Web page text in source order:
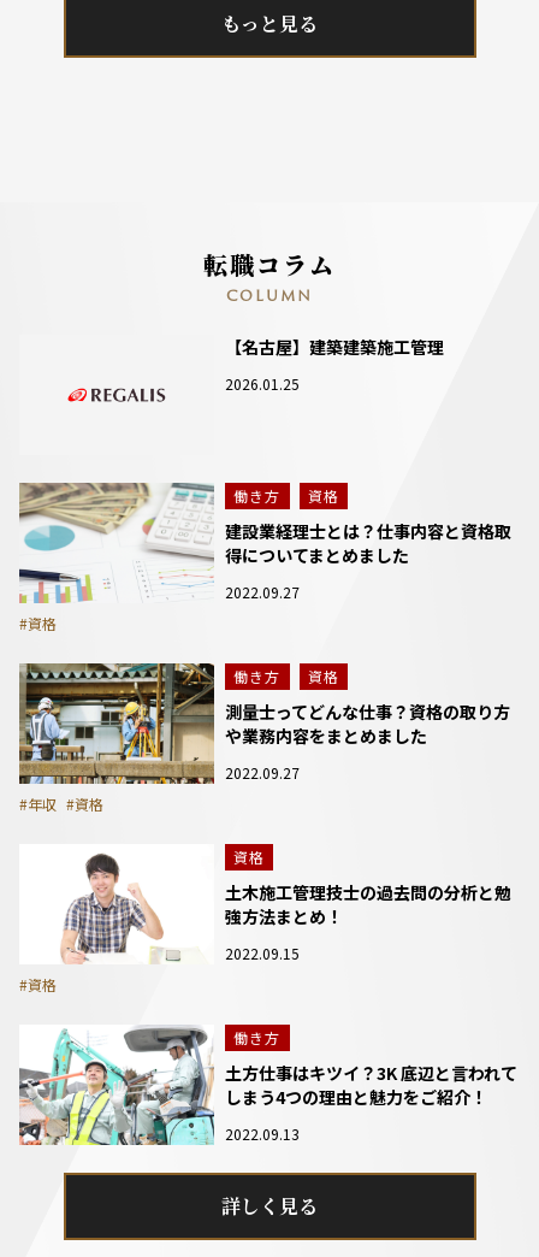
もっと見る
転職コラム
COLUMN
【名古屋】建築建築施工管理
2026.01.25
働き方 資格
建設業経理士とは？仕事内容と資格取
得についてまとめました
2022.09.27
#資格
働き方 資格
測量士ってどんな仕事？資格の取り方
や業務内容をまとめました
2022.09.27
#年収 #資格
資格
土木施工管理技士の過去問の分析と勉
強方法まとめ！
2022.09.15
#資格
働き方
土方仕事はキツイ？3K 底辺と言われて
しまう4つの理由と魅力をご紹介！
2022.09.13
詳しく見る